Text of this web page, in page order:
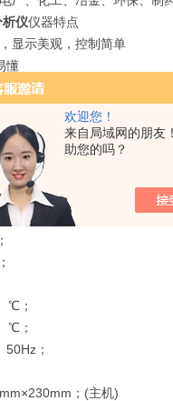
欢迎您！
来自局域网的朋友
助您的吗？
析仪仪器特点
显示美观，控制简单
懂
应不同用户
，方便检测故障
可实时打印数据或打印存6、
，方便用户及时校准
触摸屏；
L
℃；
℃；
；
；(主机)